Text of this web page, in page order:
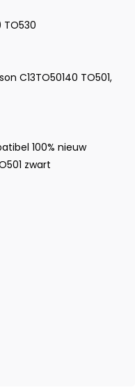
TO530
C13TO50140 TO501,
100% nieuw
zwart